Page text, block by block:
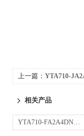
上一篇： YTA710-
相关产品
YTA710-FA2A4DN变送器